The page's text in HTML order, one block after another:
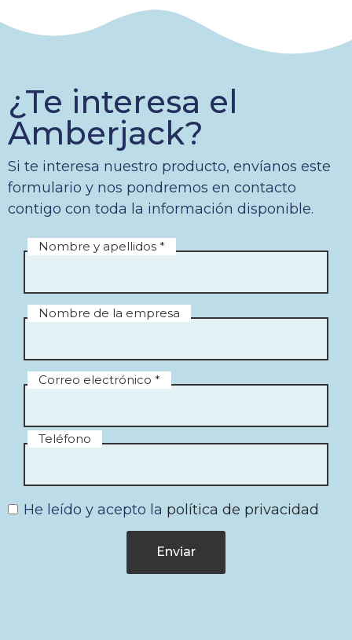
¿Te interesa el
Amberjack?
Si te interesa nuestro producto, envíanos este
formulario y nos pondremos en contacto
contigo con toda la información disponible.
Nombre y apellidos *
Nombre de la empresa
Correo electrónico *
Teléfono
He leído y acepto la política de privacidad